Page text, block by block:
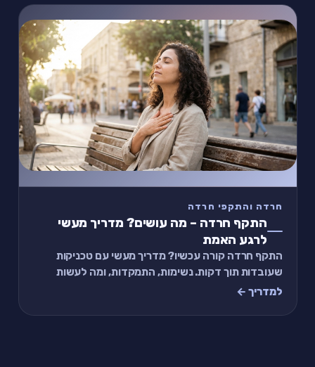
חרדה והתקפי חרדה
התקף חרדה – מה עושים? מדריך מעשי
לרגע האמת
התקף חרדה קורה עכשיו? מדריך מעשי עם טכניקות
שעובדות תוך דקות. נשימות, התמקדות, ומה לעשות
אחרי שזה עובר.
למדריך ←